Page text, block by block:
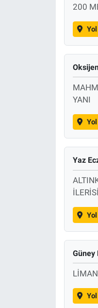
200
YANI
Yaz
Güney